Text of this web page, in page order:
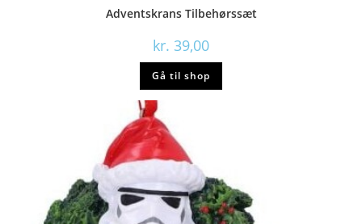
Adventskrans Tilbehørssæt
kr. 39,00
Gå til shop